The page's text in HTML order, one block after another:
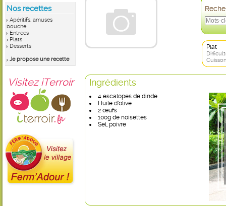
Nos recettes
Apéritifs, amuses
bouche
Entrées
Plats
Desserts
Je propose une recette
Visitez iTerroir
Plat
Ingrédients
4 escalopes de dinde
Huile d’olive
2 œufs
100g de noisettes
Sel, poivre